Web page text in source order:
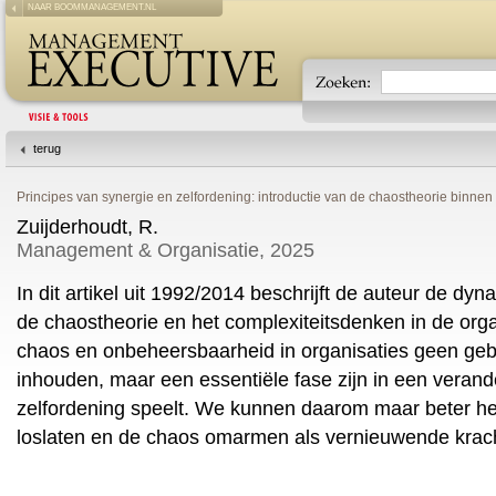
NAAR BOOMMANAGEMENT.NL
terug
Principes van synergie en zelfordening: introductie van de chaostheorie
Zuijderhoudt, R.
Management & Organisatie, 2025
In dit artikel uit 1992/2014 beschrijft de auteur de
de chaostheorie en het complexiteitsdenken in de
chaos en onbeheersbaarheid in organisaties geen
inhouden, maar een essentiële fase zijn in een
zelfordening speelt. We kunnen daarom maar beter
loslaten en de chaos omarmen als vernieuwende